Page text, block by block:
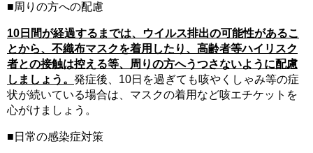
■周りの方への配慮
10 日間が経過するまでは、ウイルス排出の可能性があるこ
とから、不織布マスクを着用したり、高齢者等ハイリスク
者との接触は控える等、周りの方へうつさないように配慮
しましょう。 発症後、10日を過ぎても咳やくしゃみ等の症
状が続いている場合は、マスクの着用など咳エチケットを
心がけましょう。
■日常の感染症対策